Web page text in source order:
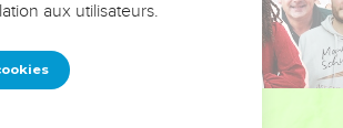
aux utilisateurs.